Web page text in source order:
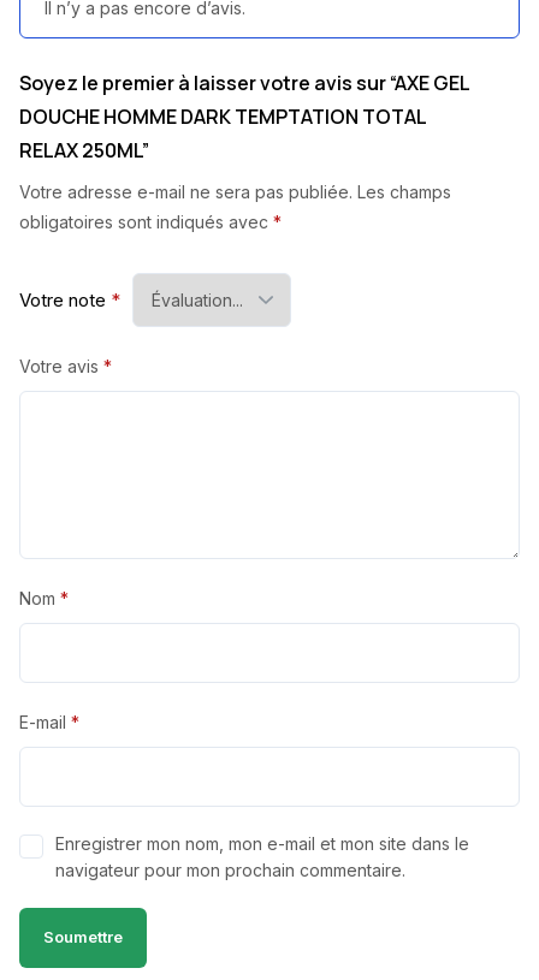
Il n’y a pas encore d’avis.
Soyez le premier à laisser votre avis sur “AXE GEL
DOUCHE HOMME DARK TEMPTATION TOTAL
RELAX 250ML”
Votre adresse e-mail ne sera pas publiée. Les champs
obligatoires sont indiqués avec *
Votre note *
Votre avis *
Nom *
E-mail *
Enregistrer mon nom, mon e-mail et mon site dans le
navigateur pour mon prochain commentaire.